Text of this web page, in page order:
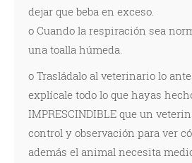
dejar que beba en exceso.
o Cuando la respiración sea
una toalla húmeda.
o Trasládalo al veterinario lo
explícale todo lo que hayas
IMPRESCINDIBLE que un
control y observación para ver
además el animal necesita